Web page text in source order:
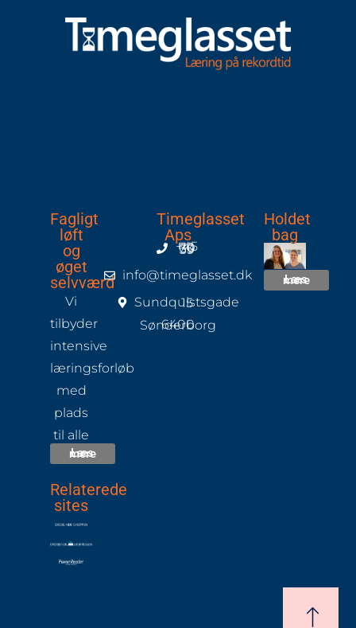
Fagligt
løft
og
øget
selvværd
Vi
tilbyder
intensive
læringsforløb
med
plads
til alle
Læs mere
Relaterede
sites
Timeglasset
Aps
+45 70 60 33 39
info@timeglasset.dk
Sundquistsgade 15
6400 Sønderborg
Holdet
bag
Læs mere